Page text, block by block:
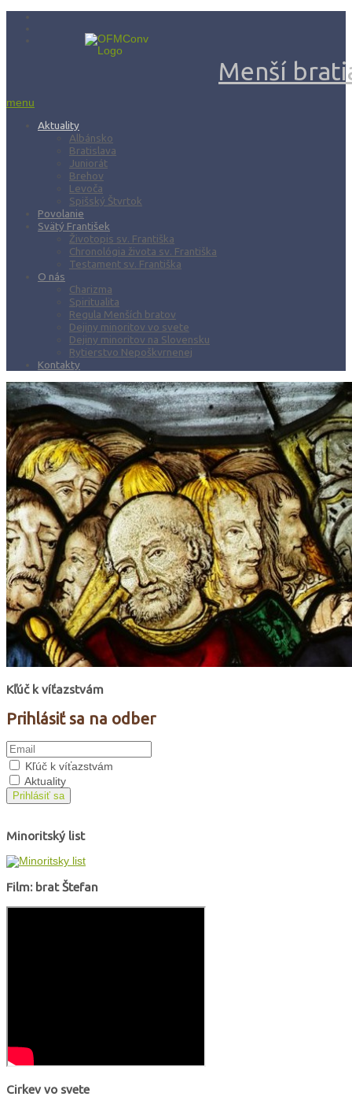
Menší
menu
Aktuality
Albánsko
Bratislava
Juniorát
Brehov
Levoča
Spišský Štvrtok
Povolanie
Svätý František
Životopis sv. Františka
Chronológia života sv. Františka
Testament sv. Františka
O nás
Charizma
Spiritualita
Regula Menších bratov
Dejiny minoritov vo svete
Dejiny minoritov na Slovensku
Rytierstvo Nepoškvrnenej
Kontakty
Kľúč k víťazstvám
Prihlásiť sa na odber
Kľúč k víťazstvám
Aktuality
Prihlásiť sa
Minoritský list
Film: brat Štefan
Cirkev vo svete